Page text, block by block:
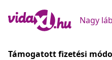
Nagy
Támogatott fizetési